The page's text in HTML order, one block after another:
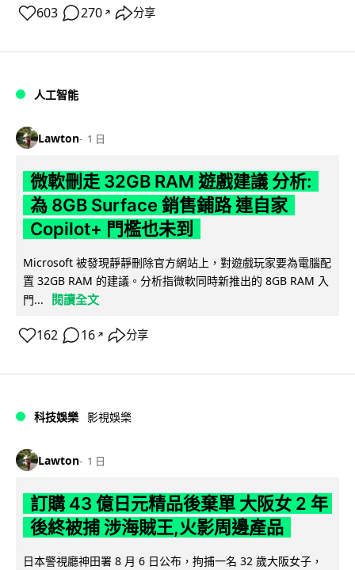
603 270 ↗ 分享
人工智能
Lawton 1 日
微軟刪走 32GB RAM 遊戲建議 分析:
為 8GB Surface 銷售鋪路 連自家
Copilot+ 門檻也未到
Microsoft 被發現靜靜刪除官方網站上，對遊戲玩家要為電腦配
置 32GB RAM 的建議。分析指微軟同時新推出的 8GB RAM 入
門...
閱讀全文
162 16 ↗ 分享
科技娛樂 影視娛樂
Lawton 1 日
訂購 43 億日元精品後棄單 大阪女 2 年
後終被捕 涉海賊王,火影周邊產品
日本警視廳神田署 8 月 6 日公布，拘捕一名 32 歲大阪女子，